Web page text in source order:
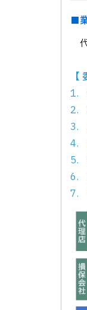
■
【
1.
2.
3.
4.
5.
6.
7.